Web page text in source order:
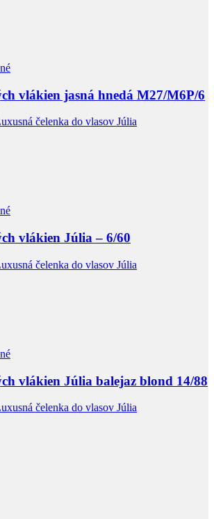
vlákien jasná hnedá M27/M6P/6
čelenka do vlasov Júlia
vlákien Júlia – 6/60
čelenka do vlasov Júlia
vlákien Júlia balejaz blond 14/88
čelenka do vlasov Júlia